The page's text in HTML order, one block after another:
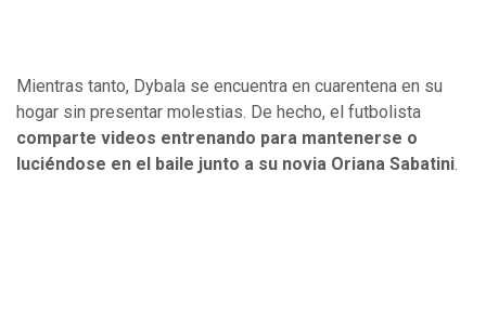
Mientras tanto, Dybala se encuentra en cuarentena en su
hogar sin presentar molestias. De hecho, el futbolista
comparte videos entrenando para mantenerse o
luciéndose en el baile junto a su novia Oriana Sabatini